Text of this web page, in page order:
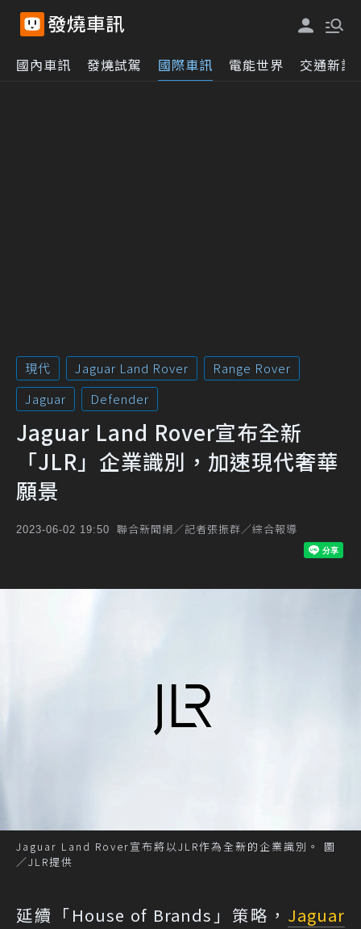
國內車訊 發燒試駕 國際車訊 電能世界 交通新訊
現代 Jaguar Land Rover
Range Rover
Jaguar
Defender
Jaguar Land Rover宣布全新
「JLR」企業識別，加速現代奢華
願景
2023-06-02 19:50 聯合新聞網／記者張振群／綜合報導
Jaguar Land Rover宣布將以JLR作為全新的企業識別。 圖
／JLR提供
延續「House of Brands」策略， Jaguar